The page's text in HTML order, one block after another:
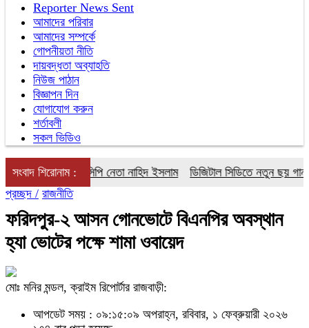
Reporter News Sent
আমাদের পরিবার
আমাদের সম্পর্কে
গোপনীয়তা নীতি
দায়বদ্ধতা অব্যাহতি
নিউজ পাঠান
বিজ্ঞাপন দিন
যোগাযোগ করুন
শর্তাবলী
সকল ভিডিও
সংবাদ শিরোনাম :
বৈঠক করলেন এনসিপি নেতা নাহিদ ইসলাম
ডিজিটাল সিডিতে নতুন ছয় গান নিয়ে
প্রচ্ছদ / রাজনীতি
ফরিদপুর-২ আসন গোনভোটে বিএনপির অবস্থান
হ্যা ভোটের পক্ষে শামা ওবায়েদ
মোঃ মনির মন্ডল, ক্রাইম রিপোর্টার রাজবাড়ী:
আপডেট সময় : ০৯:১৫:০৯ অপরাহ্ন, রবিবার, ১ ফেব্রুয়ারী ২০২৬